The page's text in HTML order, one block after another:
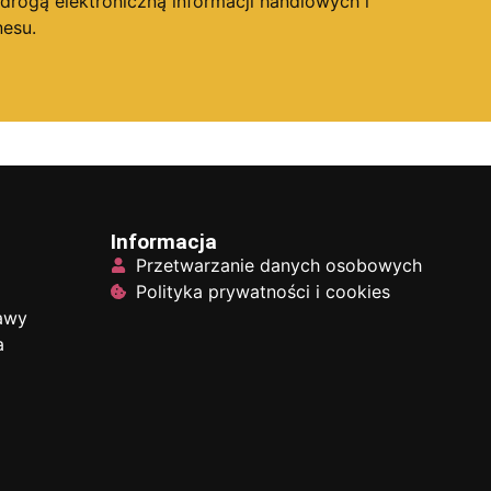
Informacja
Przetwarzanie danych osobowych
Polityka prywatności i cookies